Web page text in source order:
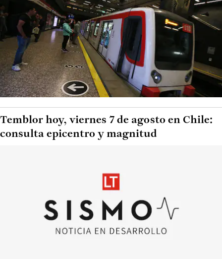
Temblor hoy, viernes 7 de agosto en Chile:
consulta epicentro y magnitud